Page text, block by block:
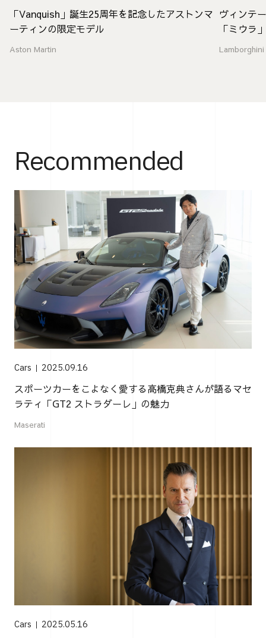
「Vanquish」誕生25周年を記念したアストンマ
ーティンの限定モデル
Aston Martin
ヴィンテ
「ミウラ
Lamborghini
Recommended
Cars 2025.09.16
スポーツカーをこよなく愛する高橋克典さんが語るマセ
ラティ「GT2 ストラダーレ」の魅力
Maserati
Cars 2025.05.16